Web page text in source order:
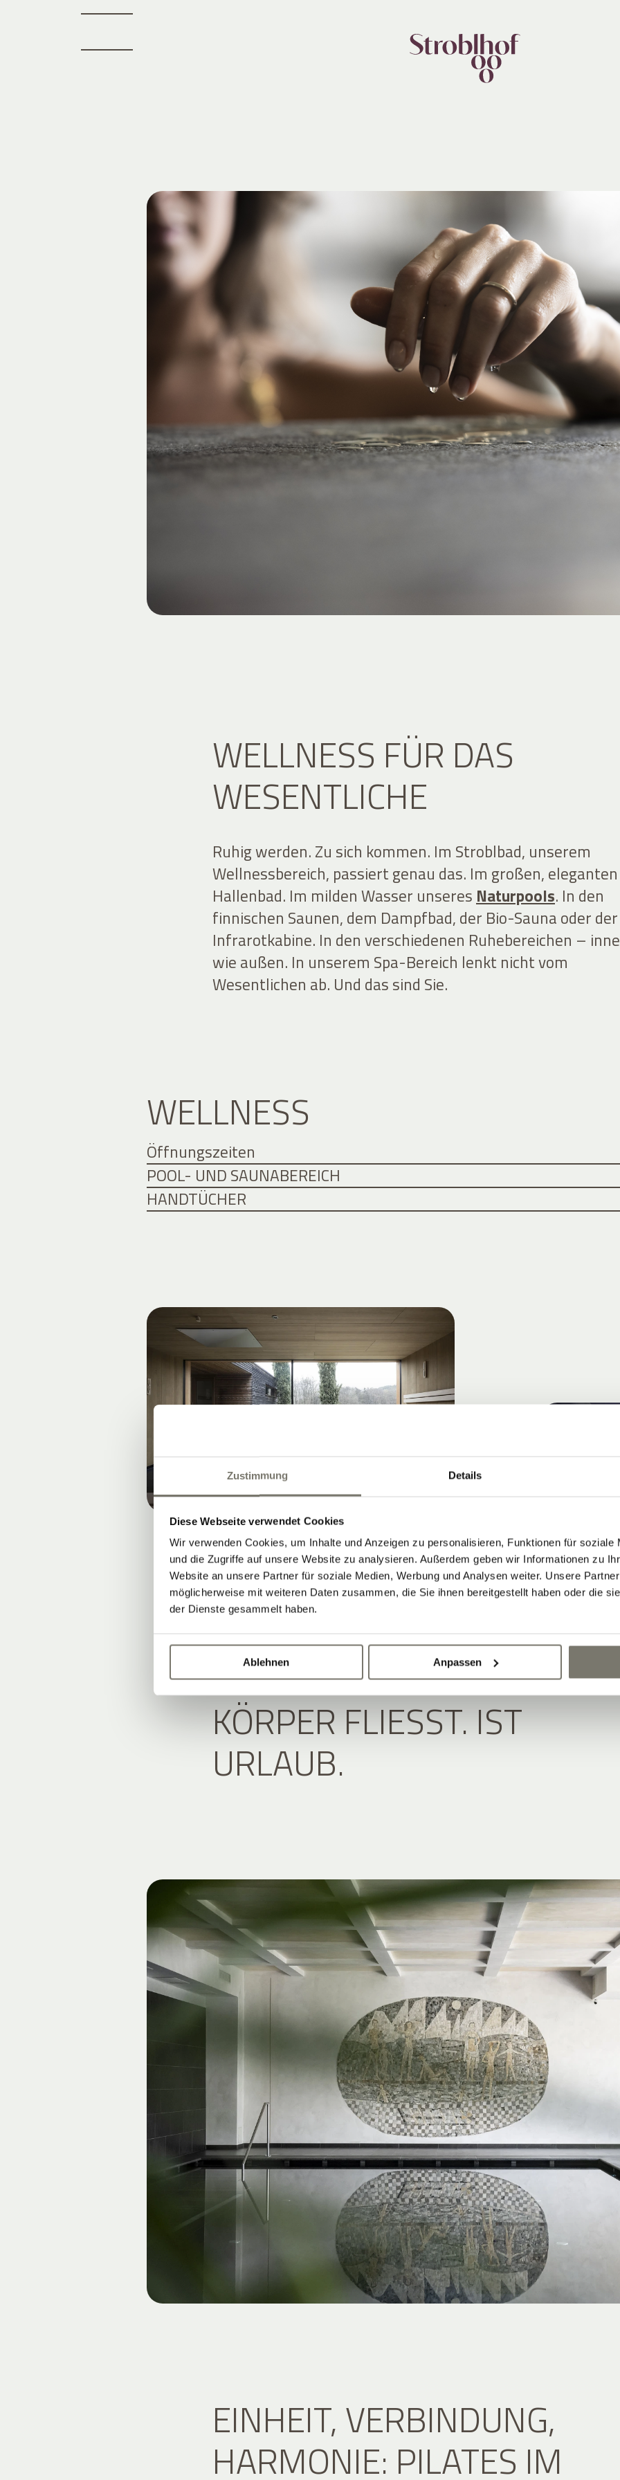
Zustimmung Details
Diese Webseite verwendet Cookies
Wir verwenden Cookies, um Inhalte und Anzeigen zu personalisieren, Funktionen für soziale
und die Zugriffe auf unsere Website zu analysieren. Außerdem geben wir Informationen zu
Website an unsere Partner für soziale Medien, Werbung und Analysen weiter. Unsere
möglicherweise mit weiteren Daten zusammen, die Sie ihnen bereitgestellt haben oder die
der Dienste gesammelt haben.
Ablehnen Anpassen
WELLNESS FÜR DAS
WESENTLICHE
Ruhig werden. Zu sich kommen. Im Stroblbad, unserem
Wellnessbereich, passiert genau das. Im großen, eleganten
Hallenbad. Im milden Wasser unseres Naturpools. In den
finnischen Saunen, dem Dampfbad, der Bio-Sauna oder der
Infrarotkabine. In den verschiedenen Ruhebereichen –
wie außen. In unserem Spa-Bereich lenkt nicht vom
Wesentlichen ab. Und das sind Sie.
WELLNESS
Öffnungszeiten
POOL- UND SAUNABEREICH
HANDTÜCHER
WENN RUHE DURCH DEN
KÖRPER FLIESST. IST U
RLAUB.
EINHEIT, VERBINDUNG,
HARMONIE: PILATES IM